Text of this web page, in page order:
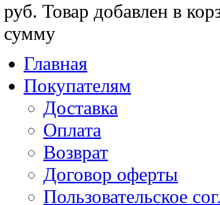
руб. Товар добавлен в
сумму
Главная
Покупателям
Доставка
Оплата
Возврат
Договор оферты
Пользовательское